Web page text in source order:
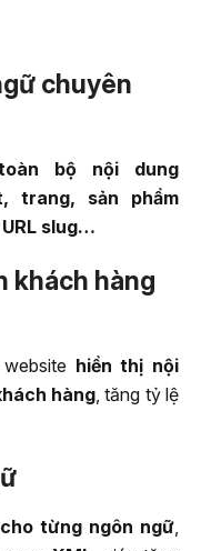
chuyên
bộ nội dung
trang, sản phẩm
slug…
khách hàng
hiển thị nội
hàng , tăng tỷ lệ
từng ngôn ngữ